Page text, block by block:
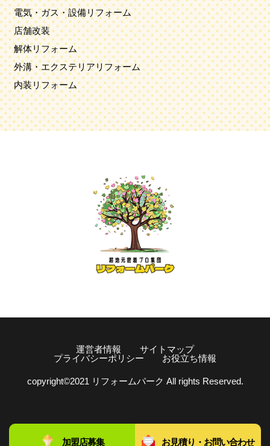
電気・ガス・設備リフォーム
店舗改装
解体リフォーム
外溝・エクステリアリフォーム
内装リフォーム
運営者情報
サイトマップ
プライバシーポリシー
お役立ち情報
copyright©️2021 リフォームパーク All rights Reserved.
加盟店募集 お見積り・お問い合わせ